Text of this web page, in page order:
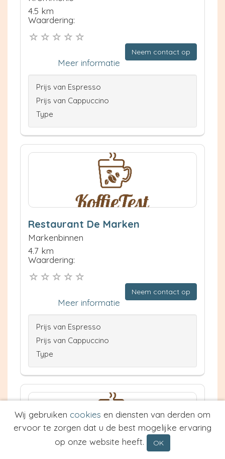
4.5 km
Waardering:
Neem contact op
Meer informatie
Prijs van Espresso
Prijs van Cappuccino
Type
Restaurant De Marken
Markenbinnen
4.7 km
Waardering:
Neem contact op
Meer informatie
Prijs van Espresso
Prijs van Cappuccino
Type
Wij gebruiken cookies en diensten van derden om
ervoor te zorgen dat u de best mogelijke ervaring
op onze website heeft.
OK